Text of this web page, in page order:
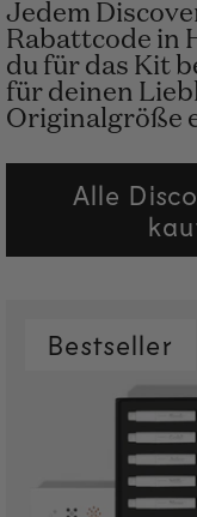
Jedem
Rabattcode in
du für das Kit
für deinen
Originalgröße
Alle
Bestseller